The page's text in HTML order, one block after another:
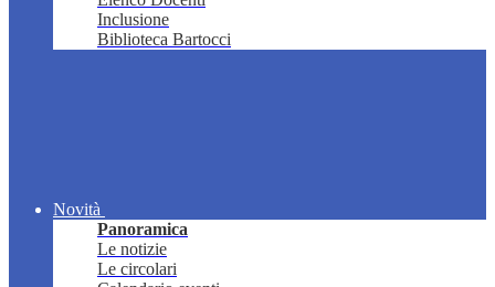
Inclusione
Biblioteca Bartocci
Novità
Panoramica
Le notizie
Le circolari